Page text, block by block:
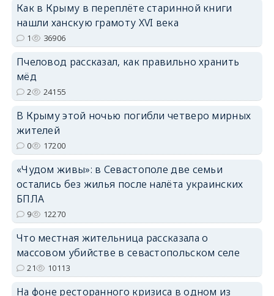
Как в Крыму в переплёте старинной книги
нашли ханскую грамоту XVI века
1 36906
Пчеловод рассказал, как правильно хранить
мёд
2 24155
В Крыму этой ночью погибли четверо мирных
жителей
0 17200
«Чудом живы»: в Севастополе две семьи
остались без жилья после налёта украинских
БПЛА
9 12270
Что местная жительница рассказала о
массовом убийстве в севастопольском селе
21 10113
На фоне ресторанного кризиса в одном из